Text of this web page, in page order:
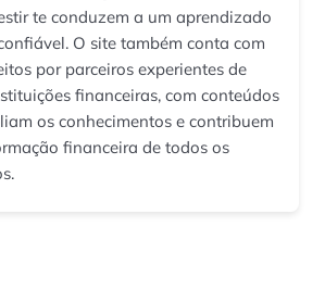
te conduzem a um aprendizado
O site também conta com
por parceiros experientes de
financeiras, com conteúdos
os conhecimentos e contribuem
financeira de todos os